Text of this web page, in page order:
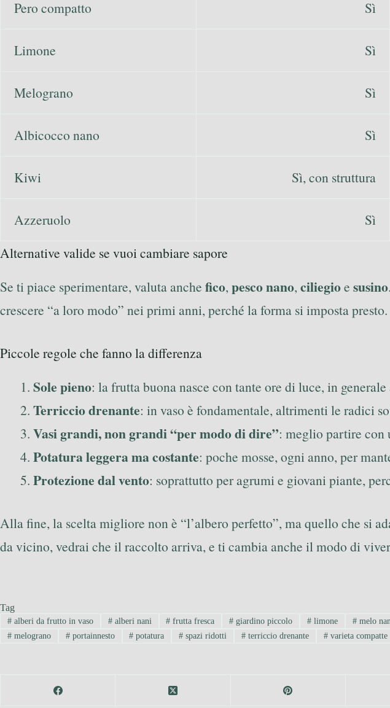
Pero compatto Sì
Limone Sì
Melograno Sì
Albicocco nano Sì
Kiwi Sì, con struttura
Azzeruolo Sì
Alternative valide se vuoi cambiare sapore
Se ti piace sperimentare, valuta anche fico, pesco nano, ciliegioe susino
crescere “a loro modo” nei primi anni, perché la forma si imposta presto.
Piccole regole che fanno la differenza
Sole pieno: la frutta buona nasce con tante ore di luce, in
Terriccio drenante: in vaso è fondamentale, altrimenti le radici
Vasi grandi, non grandi “per modo di dire”: meglio partire con
Potatura leggera ma costante: poche mosse, ogni anno, per
Protezione dal vento: soprattutto per agrumi e giovani piante,
Alla fine, la scelta migliore non è “l’albero perfetto”, ma quello che si
da vicino, vedrai che il raccolto arriva, e ti cambia anche il modo di
Tag
#alberi da frutto in vaso #alberi nani # frutta fresca # giardino piccolo # limone #melo
#melograno #portainnesto # potatura # spazi ridotti # terriccio drenante #varieta compatte